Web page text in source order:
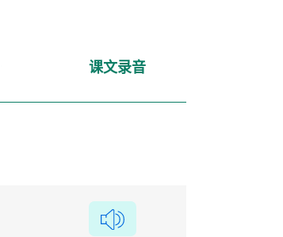
课文录音